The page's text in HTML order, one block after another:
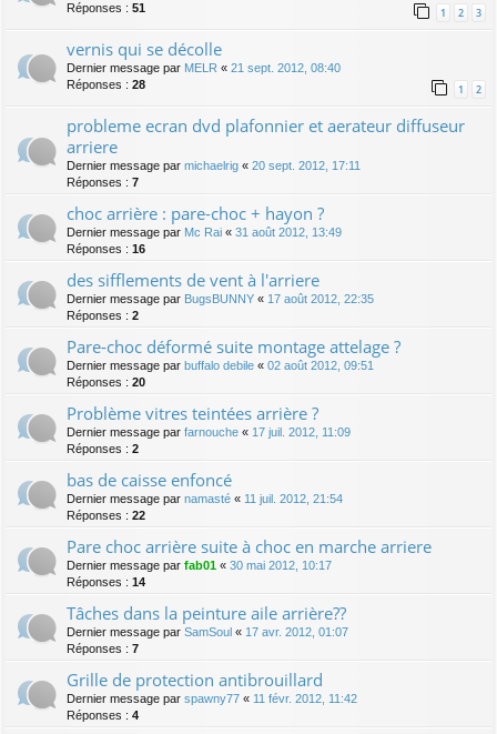
Réponses : 51 1 2 3
vernis qui se décolle
Dernier message par MELR « 21 sept. 2012, 08:40
Réponses : 28 1 2
probleme ecran dvd plafonnier et aerateur diffuseur
arriere
Dernier message par michaelrig « 20 sept. 2012, 17:11
Réponses : 7
choc arrière : pare-choc + hayon ?
Dernier message par Mc Rai « 31 août 2012, 13:49
Réponses : 16
des sifflements de vent à l'arriere
Dernier message par BugsBUNNY « 17 août 2012, 22:35
Réponses : 2
Pare-choc déformé suite montage attelage ?
Dernier message par buffalo debile « 02 août 2012, 09:51
Réponses : 20
Problème vitres teintées arrière ?
Dernier message par farnouche « 17 juil. 2012, 11:09
Réponses : 2
bas de caisse enfoncé
Dernier message par namasté « 11 juil. 2012, 21:54
Réponses : 22
Pare choc arrière suite à choc en marche arriere
Dernier message par fab01 « 30 mai 2012, 10:17
Réponses : 14
Tâches dans la peinture aile arrière??
Dernier message par SamSoul « 17 avr. 2012, 01:07
Réponses : 7
Grille de protection antibrouillard
Dernier message par spawny77 « 11 févr. 2012, 11:42
Réponses : 4